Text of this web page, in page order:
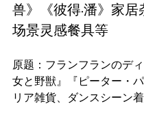
兽》《彼得·潘》家
场景灵感餐具等
原题：フランフランのデ
女と野獣』『ピーター・